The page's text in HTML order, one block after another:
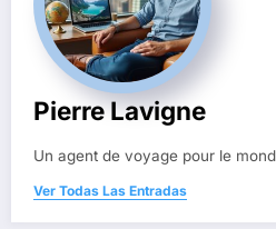
Pierre Lavigne
Un agent de voyage pour le
Ver Todas Las Entradas